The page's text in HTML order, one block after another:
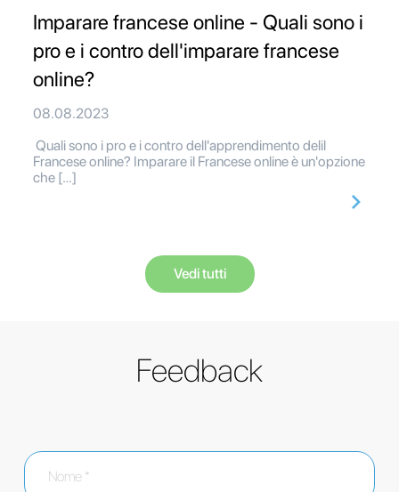
Imparare francese online - Quali sono i
pro e i contro dell'imparare francese
online?
08.08.2023
Quali sono i pro e i contro dell'apprendimento delil
Francese online? Imparare il Francese online è un'opzione
che […]
Vedi tutti
Feedback